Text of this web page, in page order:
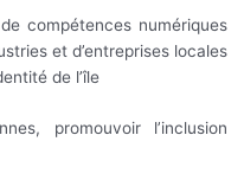
compétences numériques
et d’entreprises locales
de l’île
promouvoir l’inclusion